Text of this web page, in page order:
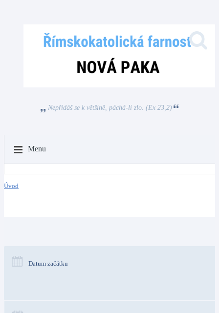
Nepřidáš se k většině, páchá-li zlo. (Ex 23,2)
Menu
Úvod
Datum začátku